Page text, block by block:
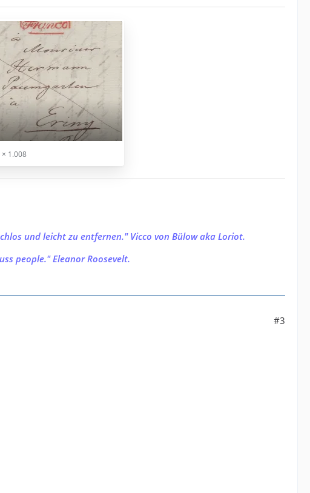
× 1.008
und leicht zu entfernen." Vicco von Bülow aka Loriot.
people." Eleanor Roosevelt.
#3